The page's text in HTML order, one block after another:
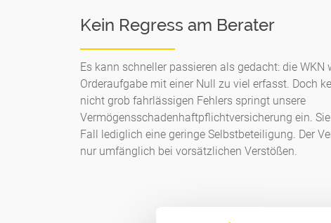
Kein Regress am Berater
Es kann schneller passieren als gedacht: die WKN
Orderaufgabe mit einer Null zu viel erfasst. Doch
nicht grob fahrlässigen Fehlers springt unsere
Vermögensschadenhaftpflichtversicherung ein.
Fall lediglich eine geringe Selbstbeteiligung. Der
nur umfänglich bei vorsätzlichen Verstößen.